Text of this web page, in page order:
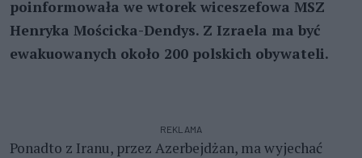
poinformowała we wtorek wiceszefowa MSZ
Henryka Mościcka-Dendys. Z Izraela ma być
ewakuowanych około 200 polskich obywateli.
REKLAMA
Ponadto z Iranu, przez Azerbejdżan, ma wyjechać